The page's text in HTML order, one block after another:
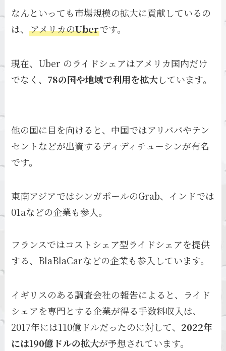
なんといっても市場規模の拡大に貢献しているの
は、アメリカのUberです。
現在、Uber のライドシェアはアメリカ国内だけ
でなく、 78の国や地域で利用を拡大しています。
他の国に目を向けると、中国ではアリババやテン
セントなどが出資するディディチューシンが有名
です。
東南アジアではシンガポールのGrab、インドでは
01aなどの企業も参入。
フランスではコストシェア型ライドシェアを提供
する、BlaBlaCarなどの企業も参入しています。
イギリスのある調査会社の報告によると、ライド
シェアを専門とする企業が得る手数料収入は、
2017年には110億ドルだったのに対して、 2022年
には190億ドルの拡大が予想されています。